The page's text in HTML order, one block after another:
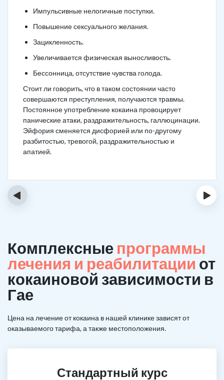
Импульсивные нелогичные поступки.
Повышение сексуального желания.
Зацикленность.
Увеличивается физическая выносливость.
Бессонница, отсутствие чувства голода.
Стоит ли говорить, что в таком состоянии часто
совершаются преступления, получаются травмы.
Постоянное употребление кокаина провоцирует
панические атаки, раздражительность, галлюцинации.
Эйфория сменяется дисфорией или по-другому
разбитостью, тревогой, раздражительностью и
апатией.
‹ ›
Комплексные программы
лечения и реабилитации от
кокаиновой зависимости в
Гае
Цена на лечение от кокаина в нашей клинике зависят от
оказываемого тарифа, а также местоположения.
Стандартный курс